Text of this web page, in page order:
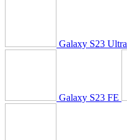
Galaxy S23 Ultra
Galaxy S23 FE